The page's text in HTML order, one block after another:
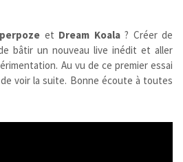
et Dream Koala? Créer de
bâtir un nouveau live inédit et aller
Au vu de ce premier essai
voir la suite. Bonne écoute à toutes